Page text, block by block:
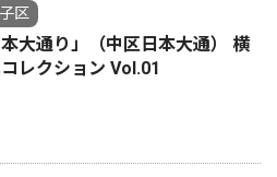
区
本大通り」（中区日本大通） 横
レクション Vol.01